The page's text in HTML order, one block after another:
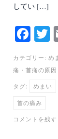
してい […]
Fa
ce
bo
ok r
カテゴリー: め
痛 ・ 首痛の原因
タグ: めまい
首の痛み
コメントを残す